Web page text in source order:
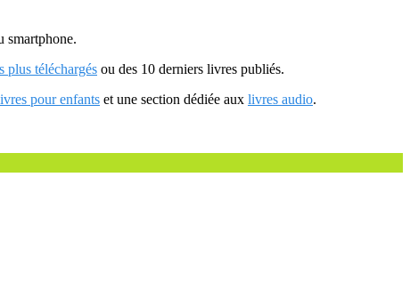
smartphone.
plus téléchargés ou des 10 derniers livres publiés.
pour enfants et une section dédiée aux livres audio.